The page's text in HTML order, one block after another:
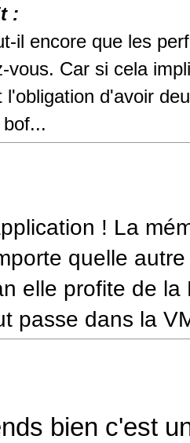
:
il encore que les
vous. Car si cela
l'obligation d'avoir
! La
quelle
elle profite de
passe dans la
bien c'est